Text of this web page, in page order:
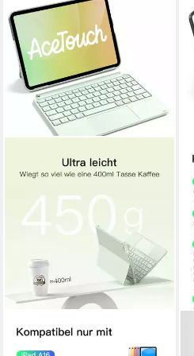
INATECK
für iPad 11 Gen A16, 11 Zoll